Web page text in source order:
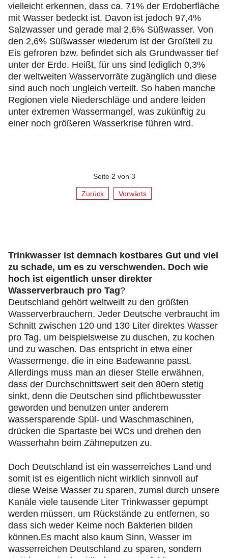
vielleicht erkennen, dass ca. 71% der Erdoberfläche
mit Wasser bedeckt ist. Davon ist jedoch 97,4%
Salzwasser und gerade mal 2,6% Süßwasser. Von
den 2,6% Süßwasser wiederum ist der Großteil zu
Eis gefroren bzw. befindet sich als Grundwasser tief
unter der Erde. Heißt, für uns sind lediglich 0,3%
der weltweiten Wasservorräte zugänglich und diese
sind auch noch ungleich verteilt. So haben manche
Regionen viele Niederschläge und andere leiden
unter extremen Wassermangel, was zukünftig zu
einer noch größeren Wasserkrise führen wird.
Seite 2 von 3
Zurück Vorwärts
Trinkwasser ist demnach kostbares Gut und viel
zu schade, um es zu verschwenden. Doch wie
hoch ist eigentlich unser direkter
Wasserverbrauch pro Tag?
Deutschland gehört weltweilt zu den größten
Wasserverbrauchern. Jeder Deutsche verbraucht im
Schnitt zwischen 120 und 130 Liter direktes Wasser
pro Tag, um beispielsweise zu duschen, zu kochen
und zu waschen. Das entspricht in etwa einer
Wassermenge, die in eine Badewanne passt.
Allerdings muss man an dieser Stelle erwähnen,
dass der Durchschnittswert seit den 80ern stetig
sinkt, denn die Deutschen sind pflichtbewusster
geworden und benutzen unter anderem
wassersparende Spül- und Waschmaschinen,
drücken die Spartaste bei WCs und drehen den
Wasserhahn beim Zähneputzen zu.
Doch Deutschland ist ein wasserreiches Land und
somit ist es eigentlich nicht wirklich sinnvoll auf
diese Weise Wasser zu sparen, zumal durch unsere
Kanäle viele tausende Liter Trinkwasser gepumpt
werden müssen, um Rückstände zu entfernen, so
dass sich weder Keime noch Bakterien bilden
können.Es macht also kaum Sinn, Wasser im
wasserreichen Deutschland zu sparen, sondern